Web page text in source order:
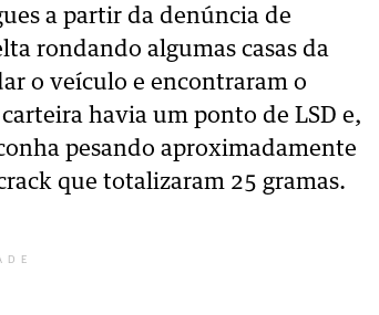
a partir da denúncia de
rondando algumas casas da
o veículo e encontraram o
havia um ponto de LSD e,
pesando aproximadamente
que totalizaram 25 gramas.